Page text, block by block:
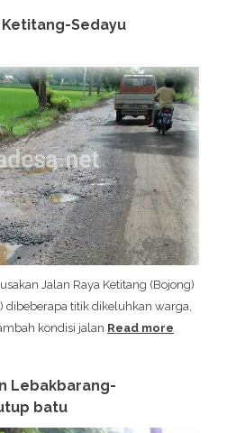
Ketitang-Sedayu
Jalan Raya Ketitang (Bojong)
dibeberapa titik dikeluhkan warga,
kondisi jalan Read more
Lebakbarang-
batu